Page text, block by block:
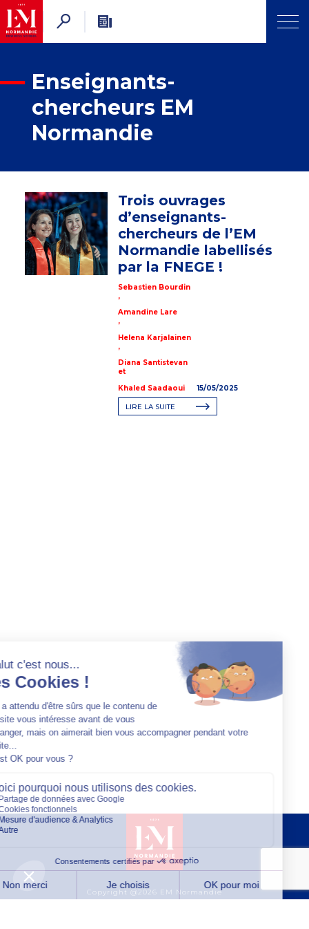
Enseignants-
chercheurs EM
Normandie
Trois ouvrages
d’enseignants-
chercheurs de l’EM
Normandie labellisés
par la FNEGE !
Sebastien Bourdin
,
Amandine Lare
,
Helena Karjalainen
,
Diana Santistevan
et
Khaled Saadaoui
15/05/2025
LIRE LA SUITE
Copyright @2026 EM Normandie